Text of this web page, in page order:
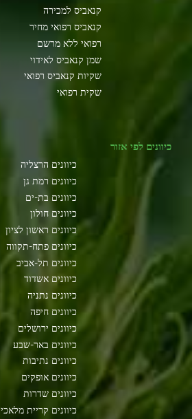
קנאביס למכירה
קנאביס רפואי מחיר
רפואי ללא מרשם
שמן קנאביס לאידוי
שקיות קנאביס רפואי
שקית רפואי
כיוונים לפי אזור
כיוונים הרצליה
כיוונים רמת גן
כיוונים בת-ים
כיוונים חולון
כיוונים ראשון לציון
כיוונים פתח-תקווה
כיוונים תל-אביב
כיוונים אשדוד
כיוונים נתניה
כיוונים חיפה
כיוונים ירושלים
כיוונים באר-שבע
כיוונים נתיבות
כיוונים אופקים
כיוונים שדרות
כיוונים קריית מלאכי